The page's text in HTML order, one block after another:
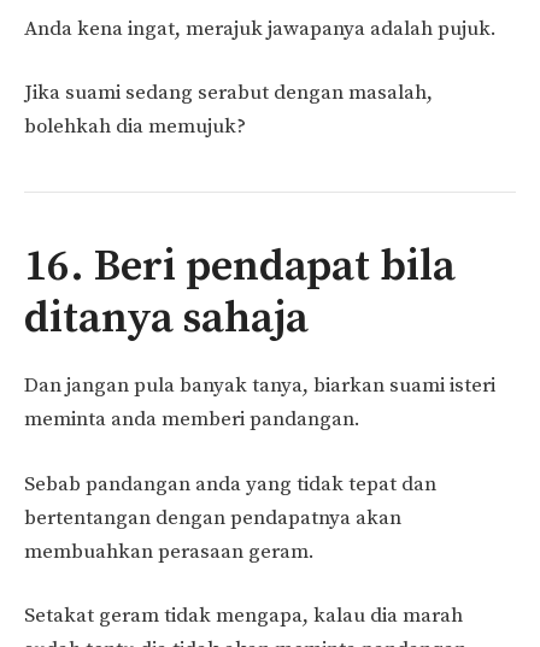
Anda kena ingat, merajuk jawapanya adalah pujuk.
Jika suami sedang serabut dengan masalah,
bolehkah dia memujuk?
16. Beri pendapat bila
ditanya sahaja
Dan jangan pula banyak tanya, biarkan suami isteri
meminta anda memberi pandangan.
Sebab pandangan anda yang tidak tepat dan
bertentangan dengan pendapatnya akan
membuahkan perasaan geram.
Setakat geram tidak mengapa, kalau dia marah